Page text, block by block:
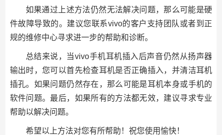
如果通过上述方法仍然无法解决问题，那么可能是硬
件故障导致的。建议您联系vivo的客户支持团队或者到正
规的维修中心寻求进一步的帮助和诊断。
总结来说，当vivo手机耳机插入后声音仍然从扬声器
输出时，您可以首先检查耳机是否正确插入，并清洁耳机
插孔。如果问题仍然存在，那么可能是耳机本身或手机的
软件问题。最后，如果所有的方法都无效，建议寻求专业
帮助以解决问题。
希望以上方法对您有所帮助！祝您使用愉快！